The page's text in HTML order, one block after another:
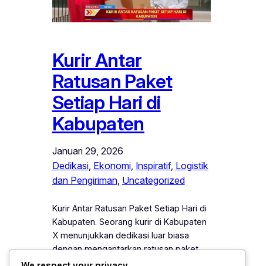
Kurir Antar
Ratusan Paket
Setiap Hari di
Kabupaten
Januari 29, 2026
Dedikasi, Ekonomi, Inspiratif, Logistik
dan Pengiriman, Uncategorized
Kurir Antar Ratusan Paket Setiap Hari di
Kabupaten. Seorang kurir di Kabupaten
X menunjukkan dedikasi luar biasa
dengan mengantarkan ratusan paket
setiap hari, meski harus menghadapi